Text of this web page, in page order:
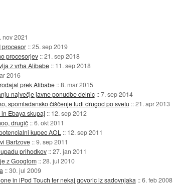
nov 2021
procesor ::25. sep 2019
procesorjev ::21. sep 2018
z vrha Alibabe :: 11. sep 2018
2016
prek Alibabe ::8. mar 2015
največje javne ponudbe delnic ::7. sep 2014
spomladansko čiščenje tudi drugod po svetu ::21. apr 2013
Ebaya skupaj :: 12. sep 2012
drugič ::6. okt 2011
kupec AOL :: 12. sep 2011
Bartzove ::9. sep 2011
prihodkov ::27. jan 2011
z Googlom ::28. jul 2010
::30. jul 2009
in iPod Touch ter nekaj govoric iz sadovnjaka ::6. feb 2008